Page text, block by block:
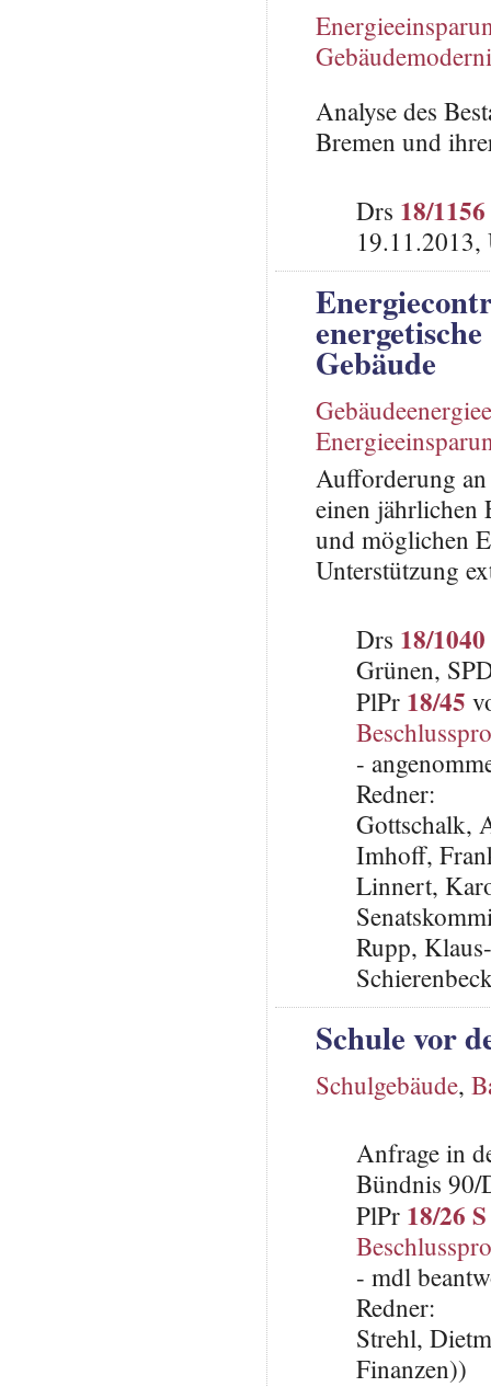
Analyse des
Bremen und
Drs 18/1156
19.11.2013,
Gebäude
Aufforderung
einen jährlichen
und möglichen
Unterstützung
Drs 18/1040
Grünen,
PlPr 18/45
-
Redner:
Gottschalk,
Imhoff,
Linnert,
Rupp,
Schule vor
Schulgebäude,
Anfrage in
Bündnis 90/
PlPr 18/26 S
- mdl
Redner:
Strehl,
Finanzen))